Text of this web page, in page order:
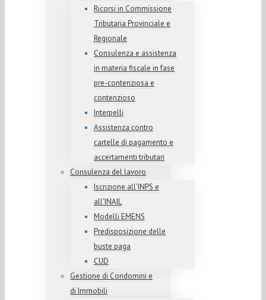
Ricorsi in Commissione
Tributaria Provinciale e
Regionale
Consulenza e assistenza
in materia fiscale in fase
pre-contenziosa e
contenzioso
Interpelli
Assistenza contro
cartelle di pagamento e
accertamenti tributari
Consulenza del lavoro
Iscrizione all’INPS e
all’INAIL
Modelli EMENS
Predisposizione delle
buste paga
CUD
Gestione di Condomini e
di Immobili